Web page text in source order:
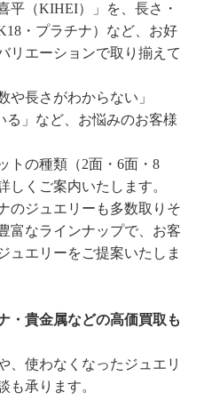
平（KIHEI）」を、長さ・
・プラチナ）など、お好
リエーションで取り揃えて
や長さがわからない」
る」など、お悩みのお客様
トの種類（2面・6面・8
しくご案内いたします。
のジュエリーも多数取りそ
富なラインナップで、お客
ュエリーをご提案いたしま
・貴金属などの高価買取も
、使わなくなったジュエリ
も承ります。